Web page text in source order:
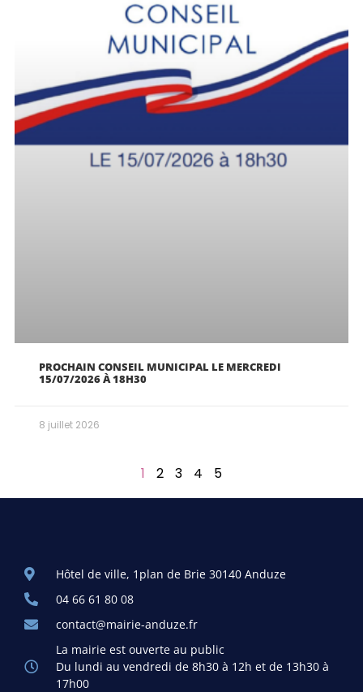
PROCHAIN CONSEIL MUNICIPAL LE MERCREDI
15/07/2026 À 18H30
8 juillet 2026
1 2 3 4 5
Hôtel de ville, 1plan de Brie 30140 Anduze
04 66 61 80 08
contact@mairie-anduze.fr
La mairie est ouverte au public
Du lundi au vendredi de 8h30 à 12h et de 13h30 à
17h00